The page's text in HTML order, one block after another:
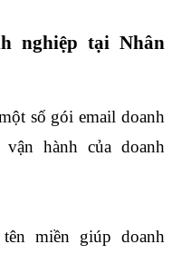
nghiệp tại Nhân
số gói email doanh
hành của doanh
miền giúp doanh